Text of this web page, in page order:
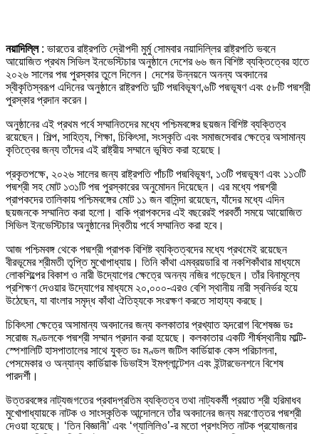
নয়াদিল্লি: ভারতের রাষ্ট্রপতি দ্রৌপদী মুর্মু সোমবার নয়াদিল্লির রাষ্ট্রপতি ভবনে
আয়োজিত প্রথম সিভিল ইনভেস্টিচার অনুষ্ঠানে দেশের ৬৬ জন বিশিষ্ট ব্যক্তিত্বের হাতে
২০২৬ সালের পদ্ম পুরস্কার তুলে দিলেন। দেশের উন্নয়নে অনন্য অবদানের
স্বীকৃতিস্বরূপ এদিনের অনুষ্ঠানে রাষ্ট্রপতি দুটি পদ্মবিভূষণ,৬টি পদ্মভূষণ এবং ৫৮টি পদ্মশ্রী
পুরস্কার প্রদান করেন।
অনুষ্ঠানের এই প্রথম পর্বে সম্মানিতদের মধ্যে পশ্চিমবঙ্গের ছয়জন বিশিষ্ট ব্যক্তিত্ব
রয়েছেন। শিল্প, সাহিত্য, শিক্ষা, চিকিৎসা, সংস্কৃতি এবং সমাজসেবার ক্ষেত্রে অসামান্য
কৃতিত্বের জন্য তাঁদের এই রাষ্ট্রীয় সম্মানে ভূষিত করা হয়েছে।
প্রকৃতপক্ষে, ২০২৬ সালের জন্য রাষ্ট্রপতি পাঁচটি পদ্মবিভূষণ, ১৩টি পদ্মভূষণ এবং ১১৩টি
পদ্মশ্রী সহ মোট ১৩১টি পদ্ম পুরস্কারের অনুমোদন দিয়েছেন। এর মধ্যে পদ্মশ্রী
প্রাপকদের তালিকায় পশ্চিমবঙ্গের মোট ১১ জন বাসিন্দা রয়েছেন, যাঁদের মধ্যে এদিন
ছয়জনকে সম্মানিত করা হলো। বাকি প্রাপকদের এই বছরেরই পরবর্তী সময়ে আয়োজিত
সিভিল ইনভেস্টিচার অনুষ্ঠানের দ্বিতীয় পর্বে সম্মানিত করা হবে।
আজ পশ্চিমবঙ্গ থেকে পদ্মশ্রী প্রাপক বিশিষ্ট ব্যক্তিত্বদের মধ্যে প্রথমেই রয়েছেন
বীরভূমের শ্রীমতী তৃপ্তি মুখোপাধ্যায়। তিনি কাঁথা এমব্রয়ডারি বা নকশিকাঁথার মাধ্যমে
লোকশিল্পের বিকাশ ও নারী উদ্যোগের ক্ষেত্রে অনন্য নজির গড়েছেন। তাঁর বিনামূল্যে
প্রশিক্ষণ দেওয়ার উদ্যোগের মাধ্যমে ২০,০০০-এরও বেশি স্থানীয় নারী স্বনির্ভর হয়ে
উঠেছেন, যা বাংলার সমৃদ্ধ কাঁথা ঐতিহ্যকে সংরক্ষণ করতে সাহায্য করছে।
চিকিৎসা ক্ষেত্রে অসামান্য অবদানের জন্য কলকাতার প্রখ্যাত হৃদরোগ বিশেষজ্ঞ ডঃ
সরোজ মণ্ডলকে পদ্মশ্রী সম্মান প্রদান করা হয়েছে। কলকাতার একটি শীর্ষস্থানীয় মাল্টি-
স্পেশালিটি হাসপাতালের সাথে যুক্ত ডঃ মণ্ডল জটিল কার্ডিয়াক কেস পরিচালনা,
পেসমেকার ও অন্যান্য কার্ডিয়াক ডিভাইস ইমপ্লান্টেশন এবং ইন্টারভেনশনে বিশেষ
পারদর্শী।
উত্তরবঙ্গের নাট্যজগতের প্রবাদপ্রতিম ব্যক্তিত্ব তথা নাট্যকর্মী প্রয়াত শ্রী হরিমাধব
মুখোপাধ্যায়কে নাটক ও সাংস্কৃতিক আন্দোলনে তাঁর অবদানের জন্য মরণোত্তর পদ্মশ্রী
দেওয়া হয়েছে। ‘তিন বিজ্ঞানী’ এবং ‘গ্যালিলিও’-র মতো প্রশংসিত নাটক প্রযোজনার